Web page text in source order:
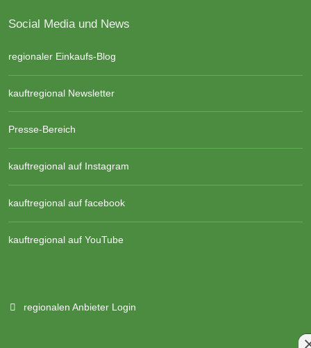
Social Media und News
regionaler Einkaufs-Blog
kauftregional Newsletter
Presse-Bereich
kauftregional auf Instagram
kauftregional auf facebook
kauftregional auf YouTube
regionalen Anbieter Login